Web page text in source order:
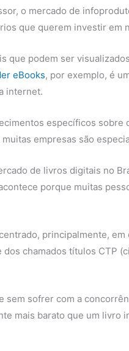
o mercado de
que querem investir em
que podem ser
eBooks, por exemplo, é
internet.
específicos sobre
empresas são
de livros digitais no
porque muitas
principalmente,
chamados títulos CTP
sofrer com a
mais barato que um livro